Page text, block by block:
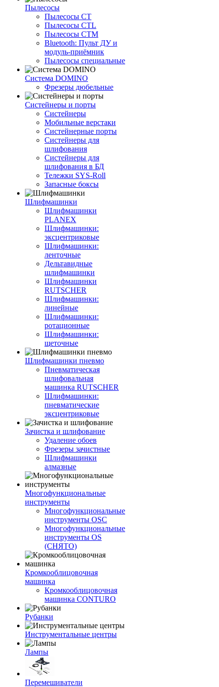
Пылесосы
Пылесосы CT
Пылесосы CTL
Пылесосы CTM
Bluetooth: Пульт ДУ и
модуль-приёмник
Пылесосы специальные
Система DOMINO
Фрезеры дюбельные
Систейнеры и порты
Систейнеры
Мобильные верстаки
Систейнерные порты
Систейнеры для
шлифования
Систейнеры для
шлифования в БД
Тележки SYS-Roll
Запасные боксы
Шлифмашинки
Шлифмашинки
PLANEX
Шлифмашинки:
эксцентриковые
Шлифмашинки:
ленточные
Дельтавидные
шлифмашинки
Шлифмашинки
RUTSCHER
Шлифмашинки:
линейные
Шлифмашинки:
ротационные
Шлифмашинки:
щеточные
Шлифмашинки пневмо
Пневматическая
шлифовальная
машинка RUTSCHER
Шлифмашинки:
пневматические
эксцентриковые
Зачистка и шлифование
Удаление обоев
Фрезеры зачистные
Шлифмашинки
алмазные
Многофункциональные
инструменты
Многофункциональные
инструменты OSC
Многофункциональные
инструменты OS
(СНЯТО)
Кромкооблицовочная
машинка
Кромкооблицовочная
машинка CONTURO
Рубанки
Инструментальные центры
Лампы
Перемешиватели